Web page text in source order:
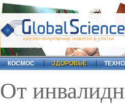
научно-популярные новости и статьи
КОСМОС ЗДОРОВЬЕ
От